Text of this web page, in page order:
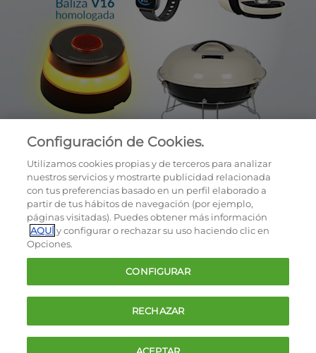
Cookies
Política de privacidad
Términos y condiciones de la oferta
Contacto
FAQ
Configuración de Cookies.
Utilizamos cookies propias y de terceros para analizar
nuestros servicios y mostrarte publicidad relacionada
con tus preferencias basado en un perfil elaborado a
partir de tus hábitos de navegación (por ejemplo,
páginas visitadas). Puedes obtener más información
AQUÍy configurar o rechazar su uso haciendo clic en
Opciones.
CONFIGURAR
RECHAZAR